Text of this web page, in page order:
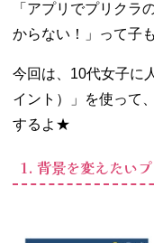
「アプリでプリクラ
からない！」って子
今回は、10代女子に
イント）」を使って、
するよ★
1. 背景を変えたい